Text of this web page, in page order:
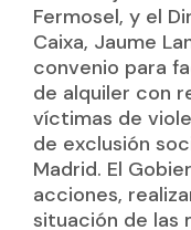
Fermosel, y el
Caixa, Jaume
convenio para
de alquiler con
víctimas de
de exclusión
Madrid. El
acciones,
situación de las